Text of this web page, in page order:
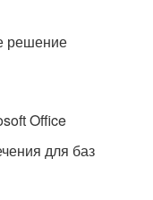
решение
Office
для баз